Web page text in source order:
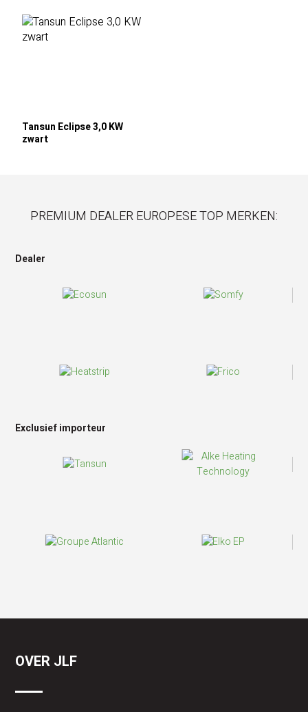
Tansun Eclipse 3,0 KW
zwart
PREMIUM DEALER EUROPESE TOP MERKEN:
Dealer
Exclusief importeur
OVER JLF